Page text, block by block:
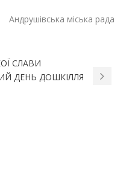
Андрушівська міська рада
СЛАВИ
ДЕНЬ ДОШКІЛЛЯ